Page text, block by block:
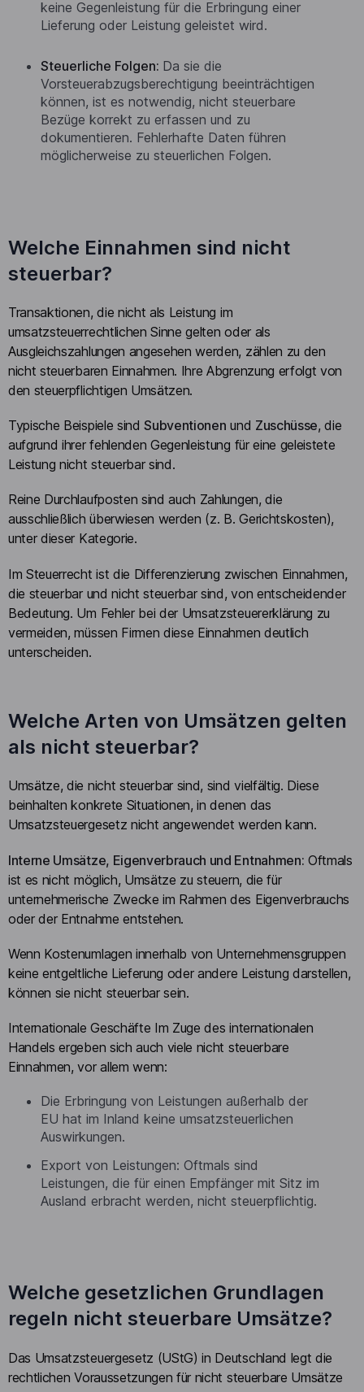
keine Gegenleistung für die Erbringung einer
Lieferung oder Leistung geleistet wird.
Steuerliche Folgen: Da sie die
Vorsteuerabzugsberechtigung beeinträchtigen
können, ist es notwendig, nicht steuerbare
Bezüge korrekt zu erfassen und zu
dokumentieren. Fehlerhafte Daten führen
möglicherweise zu steuerlichen Folgen.
Welche Einnahmen sind nicht
steuerbar?
Transaktionen, die nicht als Leistung im
umsatzsteuerrechtlichen Sinne gelten oder als
Ausgleichszahlungen angesehen werden, zählen zu den
nicht steuerbaren Einnahmen. Ihre Abgrenzung erfolgt von
den steuerpflichtigen Umsätzen.
Typische Beispiele sindSubventionen und Zuschüsse, die
aufgrund ihrer fehlenden Gegenleistung für eine geleistete
Leistung nicht steuerbar sind.
Reine Durchlaufposten sind auch Zahlungen, die
ausschließlich überwiesen werden (z. B. Gerichtskosten),
unter dieser Kategorie.
Im Steuerrecht ist die Differenzierung zwischen Einnahmen,
die steuerbar und nicht steuerbar sind, von entscheidender
Bedeutung. Um Fehler bei der Umsatzsteuererklärung zu
vermeiden, müssen Firmen diese Einnahmen deutlich
unterscheiden.
Welche Arten von Umsätzen gelten
als nicht steuerbar?
Umsätze, die nicht steuerbar sind, sind vielfältig. Diese
beinhalten konkrete Situationen, in denen das
Umsatzsteuergesetz nicht angewendet werden kann.
Interne Umsätze, Eigenverbrauch und Entnahmen: Oftmals
ist es nicht möglich, Umsätze zu steuern, die für
unternehmerische Zwecke im Rahmen des Eigenverbrauchs
oder der Entnahme entstehen.
Wenn Kostenumlagen innerhalb von Unternehmensgruppen
keine entgeltliche Lieferung oder andere Leistung darstellen,
können sie nicht steuerbar sein.
Internationale Geschäfte Im Zuge des internationalen
Handels ergeben sich auch viele nicht steuerbare
Einnahmen, vor allem wenn:
Die Erbringung von Leistungen außerhalb der
EU hat im Inland keine umsatzsteuerlichen
Auswirkungen.
Export von Leistungen: Oftmals sind
Leistungen, die für einen Empfänger mit Sitz im
Ausland erbracht werden, nicht steuerpflichtig.
Welche gesetzlichen Grundlagen
regeln nicht steuerbare Umsätze?
Das Umsatzsteuergesetz (UStG) in Deutschland legt die
rechtlichen Voraussetzungen für nicht steuerbare Umsätze